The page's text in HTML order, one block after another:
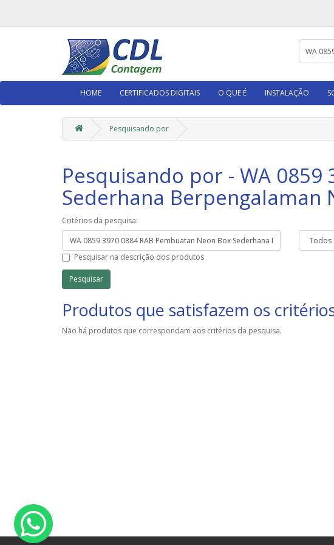
HOME CERTIFICADOS DIGITAIS O QUE É INSTALAÇÃO
Pesquisando por
Pesquisando por - WA 0859
Sederhana Berpengalaman
Critérios da pesquisa:
Pesquisar na descrição dos produtos
Produtos que satisfazem os
Não há produtos que correspondam aos critérios da pesquisa.